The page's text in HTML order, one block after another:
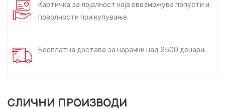
Картичка за лојалност која овозможува попусти и
поволности при купување.
Бесплатна достава за нарачки над 2500 денари.
СЛИЧНИ ПРОИЗВОДИ